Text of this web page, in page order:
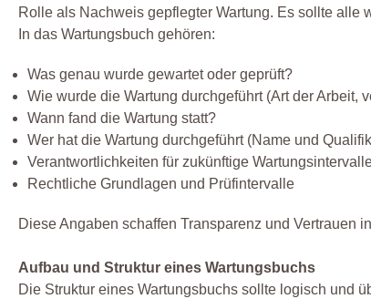
Rolle als Nachweis gepflegter Wartung. Es sollte alle
In das Wartungsbuch gehören:
Was genau wurde gewartet oder geprüft?
Wie wurde die Wartung durchgeführt (Art der Arbeit,
Wann fand die Wartung statt?
Wer hat die Wartung durchgeführt (Name und
Verantwortlichkeiten für zukünftige
Rechtliche Grundlagen und Prüfintervalle
Diese Angaben schaffen Transparenz und Vertrauen
Aufbau und Struktur eines Wartungsbuchs
Die Struktur eines Wartungsbuchs sollte logisch und